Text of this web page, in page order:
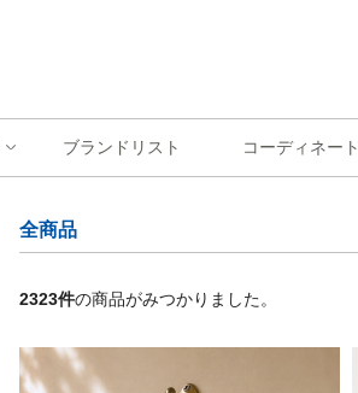
ブランドリスト コーディネート
全商品
2323件の商品がみつかりました。